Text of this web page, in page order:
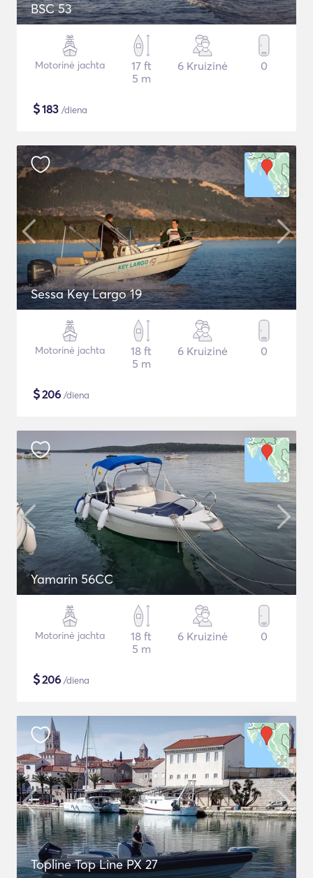
BSC 53
Motorinė jachta
17 ft
5 m
6 Kruizinė 0
$183 /diena
Sessa Key Largo 19
Motorinė jachta
18 ft
5 m
6 Kruizinė 0
$206 /diena
Yamarin 56CC
Motorinė jachta
18 ft
5 m
6 Kruizinė 0
$206 /diena
Topline Top Line PX 27